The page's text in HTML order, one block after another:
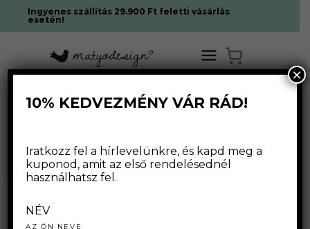
Ingyenes szállítás 29.900 Ft feletti vásárlás
esetén!
10% KEDVEZMÉNY VÁR RÁD!
Iratkozz fel a hírlevelünkre, és kapd meg a
kuponod, amit az első rendelésednél
használhatsz fel.
NÉV
×